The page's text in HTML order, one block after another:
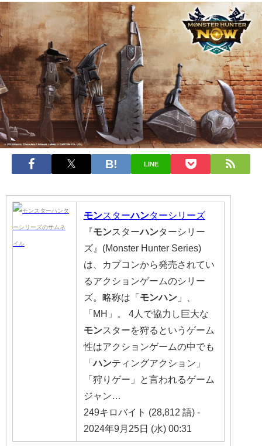
LINE
モンスターハンターシリーズ
『モンスターハンターシリー
ズ』(Monster Hunter Series)
は、カプコンから発売されてい
るアクションゲームのシリー
ズ。略称は「 モンハン 」、
「MH」。 4人で協力し巨大な
モンスターを狩るというゲーム
性はアクションゲームの中でも
「ハンティングアクション」
「狩りゲー」と言われるゲーム
ジャン…
249キロバイト (28,812 語) -
2024年9月25日 (水) 00:31